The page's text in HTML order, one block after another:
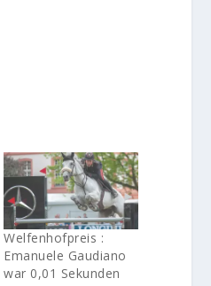
Welfenhofpreis :
Emanuele Gaudiano
war 0,01 Sekunden